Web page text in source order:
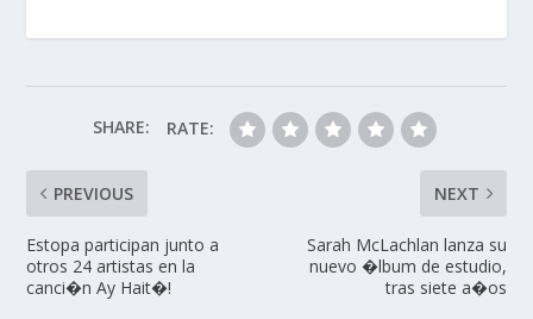
registradas en el Citi
como el Shea
donde los Beatles
concierto en 1965……
SHARE: RATE:
PREVIOUS
Estopa participan junto a
otros 24 artistas en la
canci�n Ay Hait�!
NEXT
Sarah McLachlan lanza su
nuevo �lbum de estudio,
tras siete a�os